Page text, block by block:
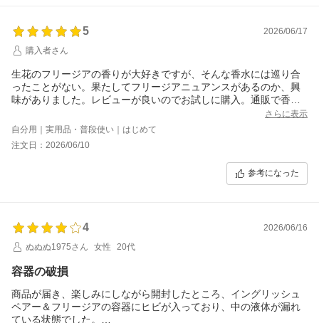
5
2026/06/17
購入者さん
生花のフリージアの香りが大好きですが、そんな香水には巡り合
ったことがない。果たしてフリージアニュアンスがあるのか、興
味がありました。レビューが良いのでお試しに購入。通販で香水
の購入は失敗が多いのでこのようなサンプルセットは大歓迎。人
気のフリージア…は嫌味はないけれど、想像とは違いました。使
いやすいユニセックスな香りだなと思いました。何かに似てい
る。
さらに表示
自分用｜実用品・普段使い｜はじめて
注文日：2026/06/10
参考になった
4
2026/06/16
ぬぬぬ1975さん
女性 20代
容器の破損
商品が届き、楽しみにしながら開封したところ、イングリッシュ
ペアー＆フリージアの容器にヒビが入っており、中の液体が漏れ
ている状態でした。